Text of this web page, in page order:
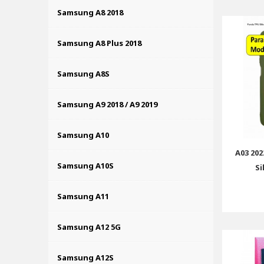
Samsung A8 2018
Samsung A8 Plus 2018
Samsung A8S
Samsung A9 2018 / A9 2019
Samsung A10
Samsung A10S
Samsung A11
Samsung A12 5G
Samsung A12S
A03